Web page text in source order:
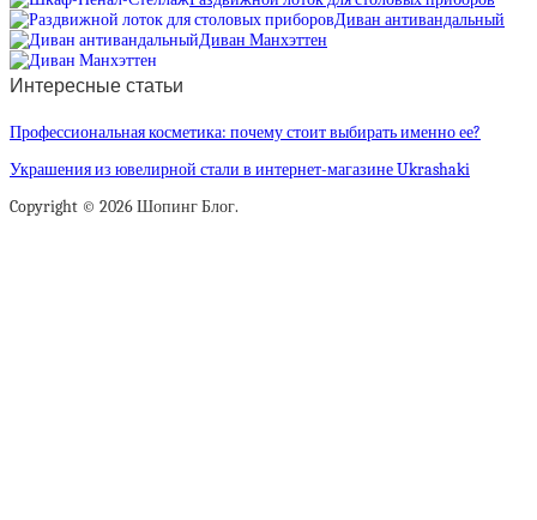
Диван антивандальный
Диван Манхэттен
Интересные статьи
Профессиональная косметика: почему стоит выбирать именно ее?
Украшения из ювелирной стали в интернет-магазине Ukrashaki
Copyright © 2026 Шопинг Блог.